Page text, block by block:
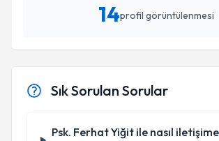
14profil görüntülenmesi
Sık Sorulan Sorular
Psk. Ferhat Yiğit ile nasıl iletişime